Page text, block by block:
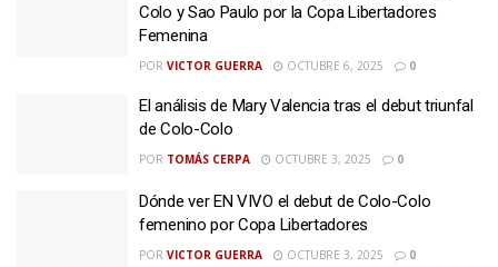
Colo y Sao Paulo por la Copa Libertadores
Femenina
POR VICTOR GUERRA OCTUBRE 6, 2025 0
El análisis de Mary Valencia tras el debut triunfal
de Colo-Colo
POR TOMÁS CERPA OCTUBRE 3, 2025 0
Dónde ver EN VIVO el debut de Colo-Colo
femenino por Copa Libertadores
POR VICTOR GUERRA OCTUBRE 3, 2025 0